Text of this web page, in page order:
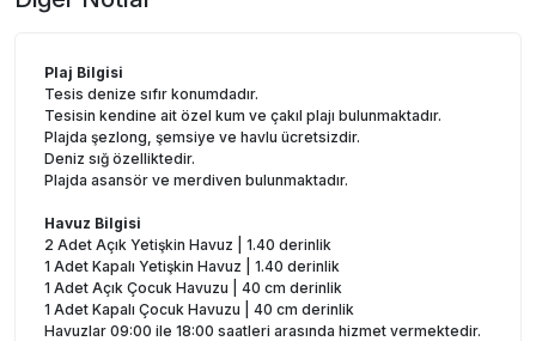
Plaj Bilgisi
Tesis denize sıfır konumdadır.
Tesisin kendine ait özel kum ve çakıl plajı bulunmaktadır.
Plajda şezlong, şemsiye ve havlu ücretsizdir.
Deniz sığ özelliktedir.
Plajda asansör ve merdiven bulunmaktadır.
Havuz Bilgisi
2 Adet Açık Yetişkin Havuz | 1.40 derinlik
1 Adet Kapalı Yetişkin Havuz | 1.40 derinlik
1 Adet Açık Çocuk Havuzu | 40 cm derinlik
1 Adet Kapalı Çocuk Havuzu | 40 cm derinlik
Havuzlar 09:00 ile 18:00 saatleri arasında hizmet vermektedir.